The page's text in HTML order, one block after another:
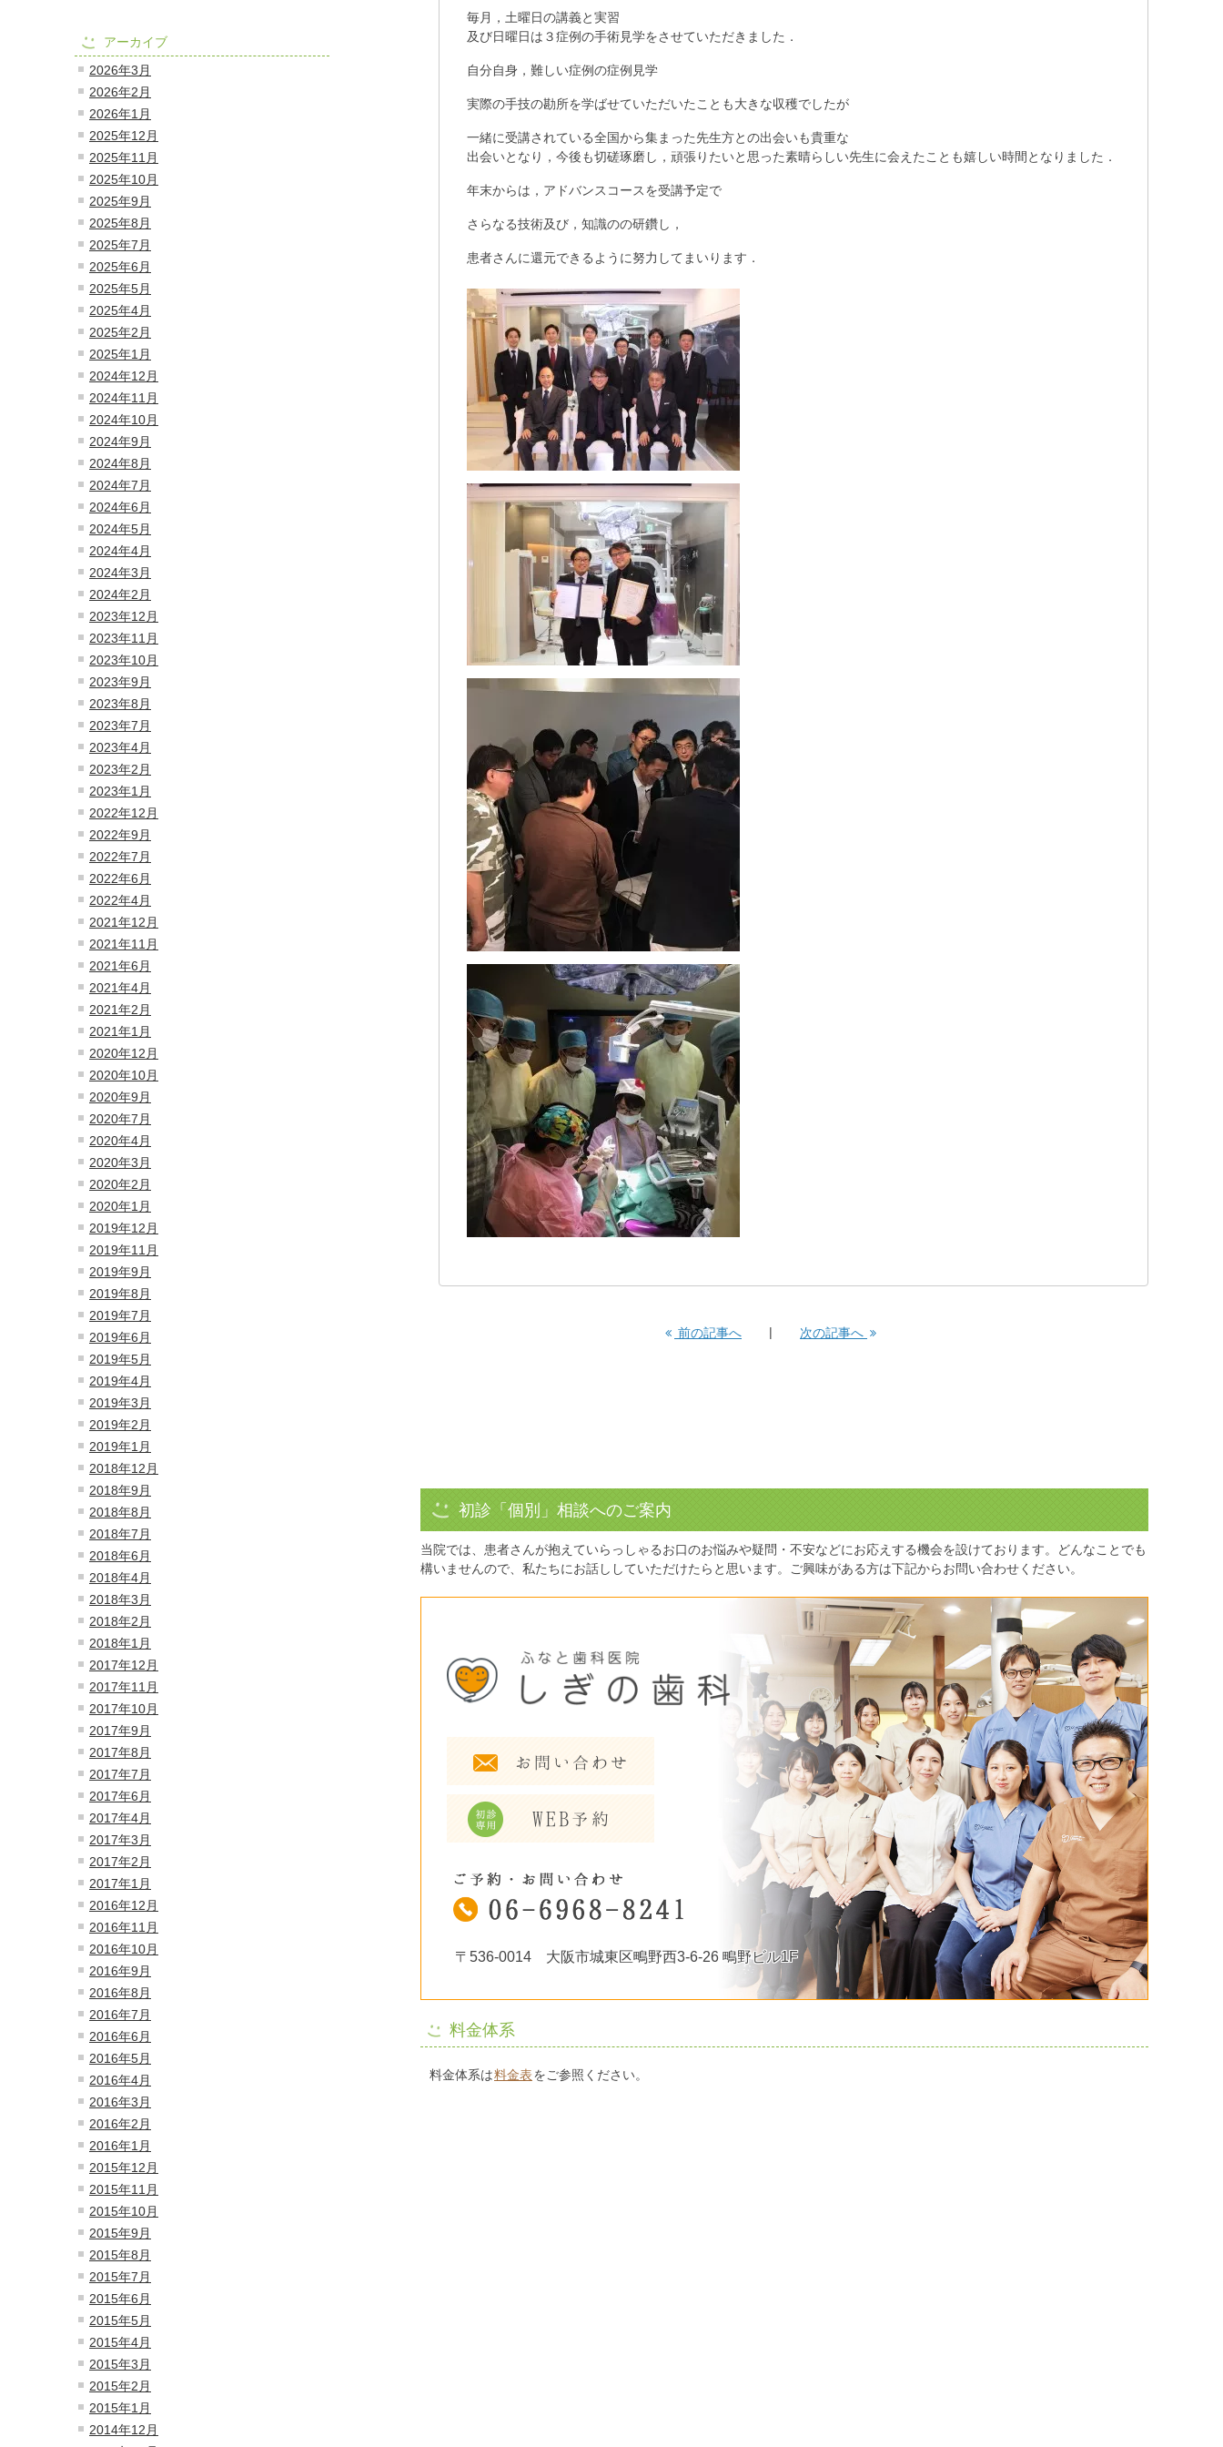
アーカイブ
2026年3月
2026年2月
2026年1月
2025年12月
2025年11月
2025年10月
2025年9月
2025年8月
2025年7月
2025年6月
2025年5月
2025年4月
2025年2月
2025年1月
2024年12月
2024年11月
2024年10月
2024年9月
2024年8月
2024年7月
2024年6月
2024年5月
2024年4月
2024年3月
2024年2月
2023年12月
2023年11月
2023年10月
2023年9月
2023年8月
2023年7月
2023年4月
2023年2月
2023年1月
2022年12月
2022年9月
2022年7月
2022年6月
2022年4月
2021年12月
2021年11月
2021年6月
2021年4月
2021年2月
2021年1月
2020年12月
2020年10月
2020年9月
2020年7月
2020年4月
2020年3月
2020年2月
2020年1月
2019年12月
2019年11月
2019年9月
2019年8月
2019年7月
2019年6月
2019年5月
2019年4月
2019年3月
2019年2月
2019年1月
2018年12月
2018年9月
2018年8月
2018年7月
2018年6月
2018年4月
2018年3月
2018年2月
2018年1月
2017年12月
2017年11月
2017年10月
2017年9月
2017年8月
2017年7月
2017年6月
2017年4月
2017年3月
2017年2月
2017年1月
2016年12月
2016年11月
2016年10月
2016年9月
2016年8月
2016年7月
2016年6月
2016年5月
2016年4月
2016年3月
2016年2月
2016年1月
2015年12月
2015年11月
2015年10月
2015年9月
2015年8月
2015年7月
2015年6月
2015年5月
2015年4月
2015年3月
2015年2月
2015年1月
2014年12月
毎月，土曜日の講義と実習
及び日曜日は３症例の手術見学をさせていただきました．
自分自身，難しい症例の症例見学
実際の手技の勘所を学ばせていただいたことも大きな収穫でしたが
一緒に受講されている全国から集まった先生方との出会いも貴重な
出会いとなり，今後も切磋琢磨し，頑張りたいと思った素晴らしい先生に会えたことも嬉しい時間となりました．
年末からは，アドバンスコースを受講予定で
さらなる技術及び，知識のの研鑽し，
患者さんに還元できるように努力してまいります．
前の記事へ 次の記事へ
初診「個別」相談へのご案内
当院では、患者さんが抱えていらっしゃるお口のお悩みや疑問・不安などにお応えする機会を設けております。どんなことでも
構いませんので、私たちにお話ししていただけたらと思います。ご興味がある方は下記からお問い合わせください。
〒536-0014 大阪市城東区鴫野西3-6-26 鴫野ビル1F
料金体系
料金体系は料金表をご参照ください。